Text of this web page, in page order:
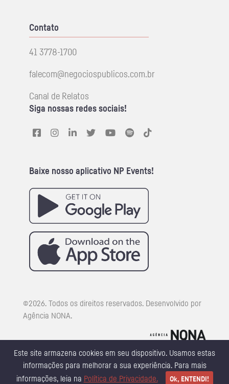
Contato
41 3778-1700
falecom@negociospublicos.com.br
Canal de Relatos
Siga nossas redes sociais!
Baixe nosso aplicativo NP Events!
Este site armazena cookies em seu dispositivo. Usamos estas
informações para melhorar a sua experiência. Para mais
informações, leia na Política de Privacidade. Ok, ENTENDI!
©2026. Todos os direitos reservados. Desenvolvido por
Agência NONA.